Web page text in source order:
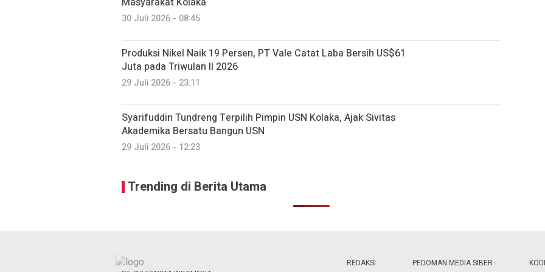
30 Juli 2026 - 08:45
Produksi Nikel Naik 19 Persen, PT Vale Catat Laba Bersih US$61
Juta pada Triwulan II 2026
29 Juli 2026 - 23:11
Syarifuddin Tundreng Terpilih Pimpin USN Kolaka, Ajak Sivitas
Akademika Bersatu Bangun USN
29 Juli 2026 - 12:23
Trending di Berita Utama
REDAKSI PEDOMAN MEDIA SIBER